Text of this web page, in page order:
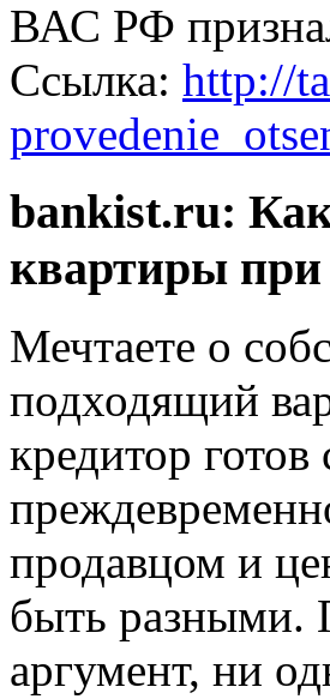
ВАС РФ
Ссылка: http://
bankist.ru:
квартиры при
Мечтаете о
подходящий
кредитор
продавцом и
быть разными.
аргумент, ни